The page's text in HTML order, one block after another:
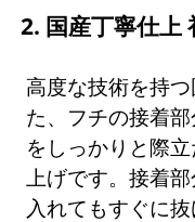
2. 国産丁寧仕上
高度な技術を持
た、フチの接着
をしっかりと際
上げです。接着
入れてもすぐに